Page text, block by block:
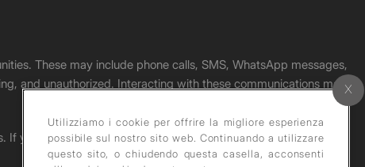
These may include phone calls, SMS, WhatsApp messages,
and unauthorized. Interacting with these communications may
you receive any such message, please report it immediately
Utilizziamo i cookie per offrire la migliore esperienza
possibile sul nostro sito web. Continuando a utilizzare
questo sito, o chiudendo questa casella, acconsenti